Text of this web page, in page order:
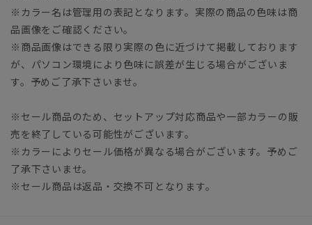
※カラー名は管理用の表記となります。実際の商品の色味は商
品画像をご確認ください。
※商品画像はできる限り実際の色に近づけて掲載しております
が、パソコン環境により色味に誤差が生じる場合がございま
す。予めご了承下さいませ。
※セール商品のため、セットアップ対応商品や一部カラーの販
売を終了している可能性がございます。
※カラーによりセール価格が異なる場合がございます。予めご
了承下さいませ。
※セール商品は返品・交換不可となります。